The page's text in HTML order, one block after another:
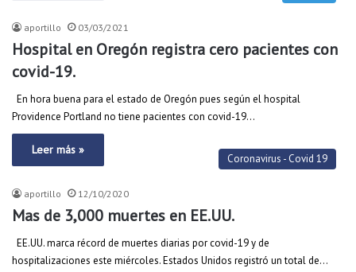
aportillo 03/03/2021
Hospital en Oregón registra cero pacientes con
covid-19.
En hora buena para el estado de Oregón pues según el hospital
Providence Portland no tiene pacientes con covid-19…
Leer más »
Coronavirus - Covid 19
aportillo 12/10/2020
Mas de 3,000 muertes en EE.UU.
EE.UU. marca récord de muertes diarias por covid-19 y de
hospitalizaciones este miércoles. Estados Unidos registró un total de…